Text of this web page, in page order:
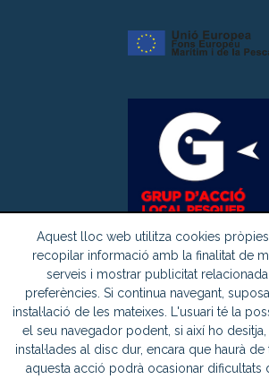
© Copyright 2026 -| Tots els drets
Aquest lloc web utilitza cookies
recopilar informació amb la finalitat de
serveis i mostrar publicitat
preferències. Si continua navegant,
instal·lació de les mateixes. L'usuari té la
el seu navegador podent, si així ho
instal·lades al disc dur, encara que haurà
aquesta acció podrà ocasionar dificultats